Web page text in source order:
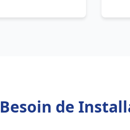
Besoin de